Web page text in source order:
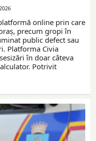
online prin care
precum gropi în
public defect sau
Platforma Civia
în doar câteva
Potrivit